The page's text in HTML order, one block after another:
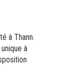
à Thann.
à